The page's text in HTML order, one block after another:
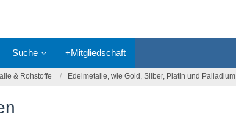
Suche +Mitgliedschaft
& Rohstoffe Edelmetalle, wie Gold, Silber, Platin und Palladium